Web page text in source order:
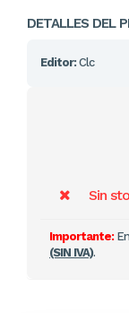
DETALLES DEL
Editor: Clc
Sin
Importante:
(SIN IVA).